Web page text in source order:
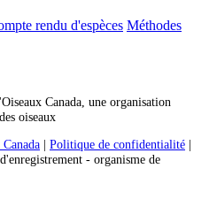
rendu d'espèces Méthodes
Canada, une organisation
oiseaux
| Politique de confidentialité |
‐ organisme de